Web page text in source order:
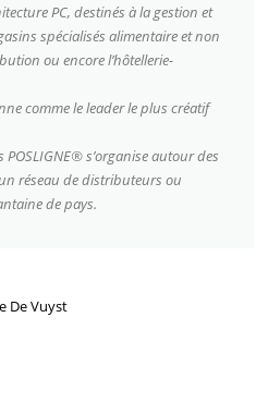
PC, destinés à la gestion et
spécialisés alimentaire et non
ou encore l’hôtellerie-
comme le leader le plus créatif
s’organise autour des
réseau de distributeurs ou
de pays.
De Vuyst